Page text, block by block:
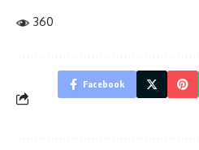
360
Facebook